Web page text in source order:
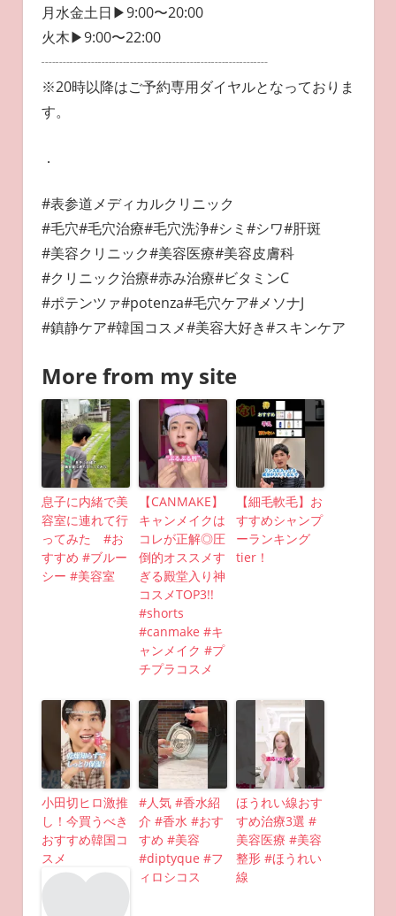
月水金土日▶︎9:00〜20:00
火木▶︎9:00〜22:00
┈┈┈┈┈┈┈┈┈┈┈┈┈┈┈┈
※20時以降はご予約専用ダイヤルとなっておりま
す。
．
#表参道メディカルクリニック
#毛穴#毛穴治療#毛穴洗浄#シミ#シワ#肝斑
#美容クリニック#美容医療#美容皮膚科
#クリニック治療#赤み治療#ビタミンC
#ポテンツァ#potenza#毛穴ケア#メソナJ
#鎮静ケア#韓国コスメ#美容大好き#スキンケア
More from my site
息子に内緒で美
容室に連れて行
ってみた #お
すすめ #ブルー
シー #美容室
【CANMAKE】
キャンメイクは
コレが正解◎圧
倒的オススメす
ぎる殿堂入り神
コスメTOP3!!
#shorts
#canmake #キ
ャンメイク #プ
チプラコスメ
【細毛軟毛】お
すすめシャンプ
ーランキング
tier！
小田切ヒロ激推
し！今買うべき
おすすめ韓国コ
スメ
#人気 #香水紹
介 #香水 #おす
すめ #美容
#diptyque #フ
ィロシコス
ほうれい線おす
すめ治療3選 #
美容医療 #美容
整形 #ほうれい
線